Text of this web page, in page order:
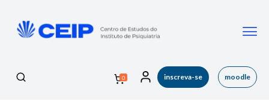
0 inscreva-se moodle